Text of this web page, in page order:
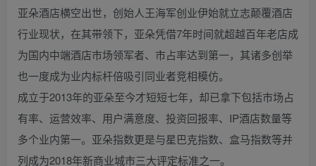
亚朵酒店横空出世，创始人王海军创业伊始就立志颠覆酒店
行业现状，在其带领下，亚朵凭借7年时间就超越百年老店成
为国内中端酒店市场领军者、市占率达到第一，其诸多创举
也一度成为业内标杆倍吸引同业者竞相模仿。
成立于2013年的亚朵至今才短短七年，却已拿下包括市场占
有率、运营效率、用户满意度、投资回报率、IP酒店数量等
多个业内第一。亚朵指数更是与星巴克指数、盒马指数等并
列成为2018年新商业城市三大评定标准之一。